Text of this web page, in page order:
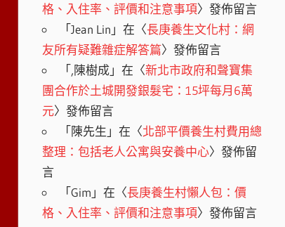
格、入住率、評價和注意事項〉發佈留言
「Jean Lin 」在〈長庚養生文化村：網
友所有疑難雜症解答篇〉發佈留言
「,陳樹成」在〈新北市政府和聲寶集
團合作於土城開發銀髮宅：15坪每月6萬
元〉發佈留言
「陳先生 」在〈北部平價養生村費用總
整理：包括老人公寓與安養中心〉發佈留
言
「Gim 」在〈長庚養生村懶人包：價
格、入住率、評價和注意事項〉發佈留言